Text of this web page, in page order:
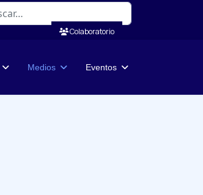
Colaboratorio
Medios Eventos